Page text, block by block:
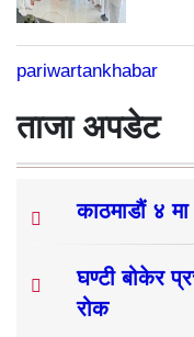
pariwartankhabar
ताजा अपडेट
काठमाडौं ४
घण्टी बोकेर
रोक